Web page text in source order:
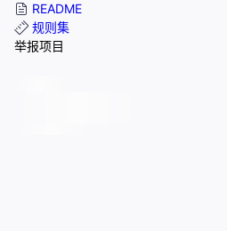
README
规则集
举报项目